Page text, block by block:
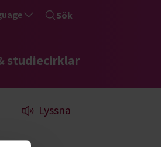
Sök
studiecirklar
Lyssna